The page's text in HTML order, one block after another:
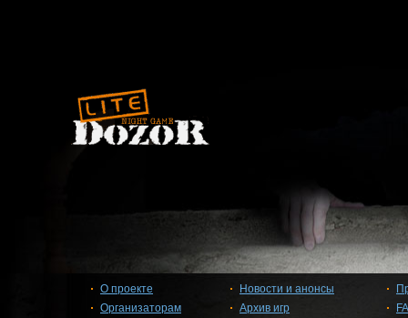
О проекте
Организаторам
Новости и анонсы
Архив игр